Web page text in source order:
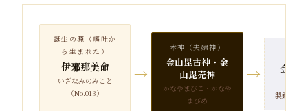
誕生の源（嘔吐か
ら生まれた）
伊邪那美命
いざなみのみこと
（No.013）
→
本神（夫婦神）
金山毘古神・金
山毘売神
かなやまびこ・かなや
まびめ
→
金属
製鉄・金